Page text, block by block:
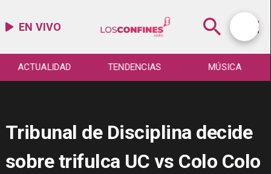
EN VIVO
ACTUALIDAD TENDENCIAS MÚSICA
Tribunal de Disciplina decide
sobre trifulca UC vs Colo Colo